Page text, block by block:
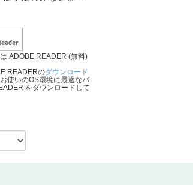
ADOBE READER (無料)
READERのダウンロード
使いのOS環境に最適なバ
をダウンロードして